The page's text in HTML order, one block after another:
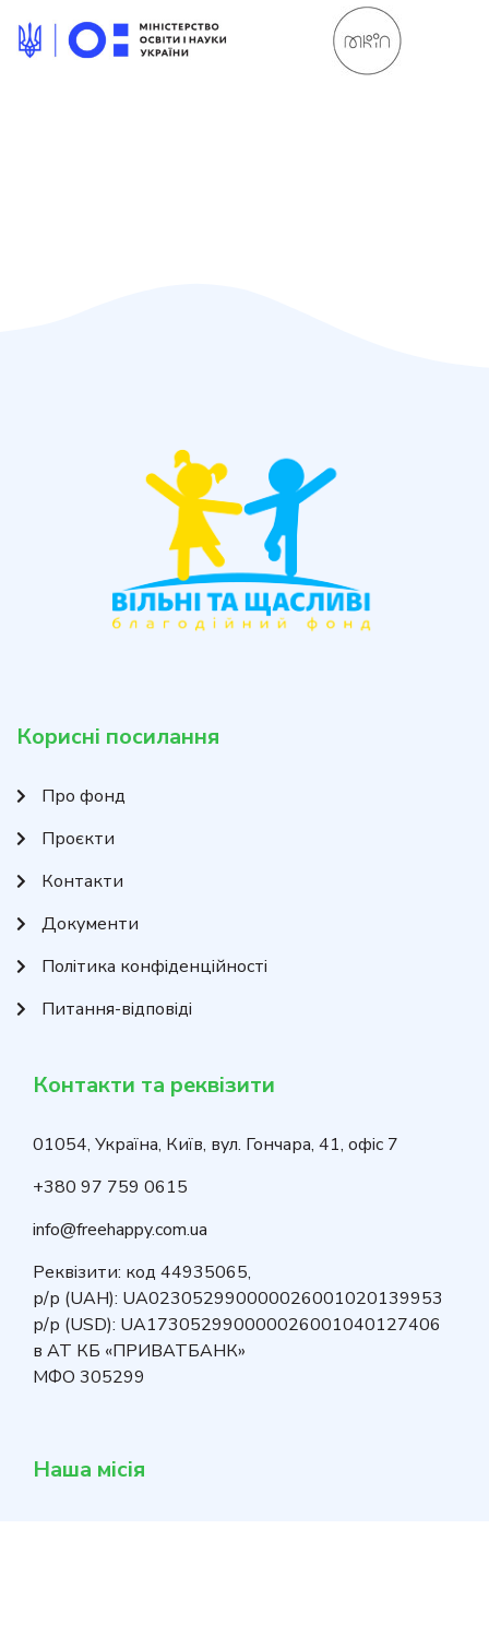
Корисні посилання
Про фонд
Проєкти
Контакти
Документи
Політика конфіденційності
Питання-відповіді
Контакти та реквізити
01054, Україна, Київ, вул. Гончара, 41, офіс 7
+380 97 759 0615
info@freehappy.com.ua
Реквізити: код 44935065,
р/р (UAH): UA023052990000026001020139953
р/р (USD): UA173052990000026001040127406
в АТ КБ «ПРИВАТБАНК»
МФО 305299
Наша місія